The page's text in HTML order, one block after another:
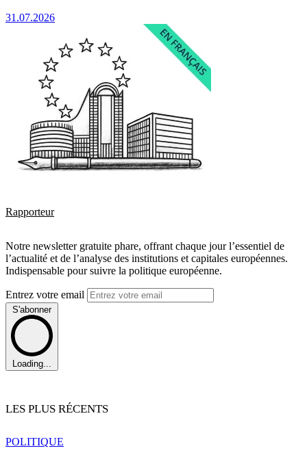
31.07.2026
Rapporteur
Notre newsletter gratuite phare, offrant chaque jour l’essentiel de
l’actualité et de l’analyse des institutions et capitales européennes.
Indispensable pour suivre la politique européenne.
Entrez votre email
S'abonner
Loading...
LES PLUS RÉCENTS
POLITIQUE